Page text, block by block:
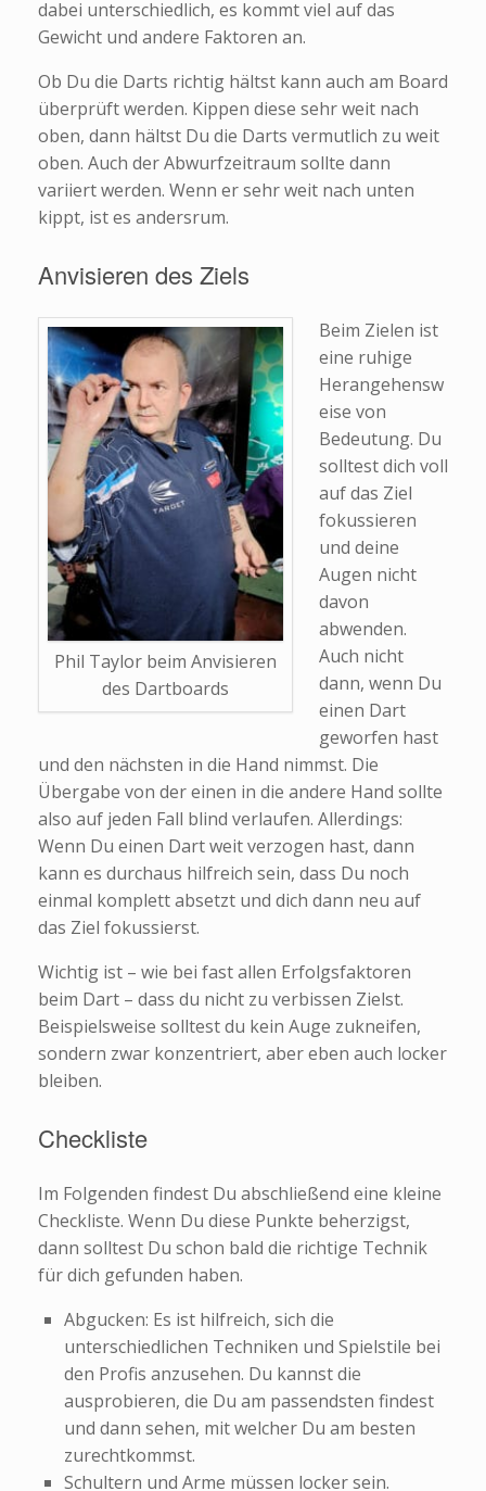
dabei unterschiedlich, es kommt viel auf das
Gewicht und andere Faktoren an.
Ob Du die Darts richtig hältst kann auch am Board
überprüft werden. Kippen diese sehr weit nach
oben, dann hältst Du die Darts vermutlich zu weit
oben. Auch der Abwurfzeitraum sollte dann
variiert werden. Wenn er sehr weit nach unten
kippt, ist es andersrum.
Anvisieren des Ziels
Phil Taylor beim Anvisieren
des Dartboards
Beim Zielen ist
eine ruhige
Herangehensw
eise von
Bedeutung. Du
solltest dich voll
auf das Ziel
fokussieren
und deine
Augen nicht
davon
abwenden.
Auch nicht
dann, wenn Du
einen Dart
geworfen hast
und den nächsten in die Hand nimmst. Die
Übergabe von der einen in die andere Hand sollte
also auf jeden Fall blind verlaufen. Allerdings:
Wenn Du einen Dart weit verzogen hast, dann
kann es durchaus hilfreich sein, dass Du noch
einmal komplett absetzt und dich dann neu auf
das Ziel fokussierst.
Wichtig ist – wie bei fast allen Erfolgsfaktoren
beim Dart – dass du nicht zu verbissen Zielst.
Beispielsweise solltest du kein Auge zukneifen,
sondern zwar konzentriert, aber eben auch locker
bleiben.
Checkliste
Im Folgenden findest Du abschließend eine kleine
Checkliste. Wenn Du diese Punkte beherzigst,
dann solltest Du schon bald die richtige Technik
für dich gefunden haben.
Abgucken: Es ist hilfreich, sich die
unterschiedlichen Techniken und Spielstile bei
den Profis anzusehen. Du kannst die
ausprobieren, die Du am passendsten findest
und dann sehen, mit welcher Du am besten
zurechtkommst.
Schultern und Arme müssen locker sein.